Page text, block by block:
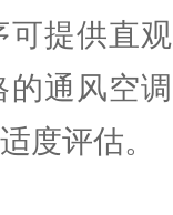
提供直
通风空
度评估。